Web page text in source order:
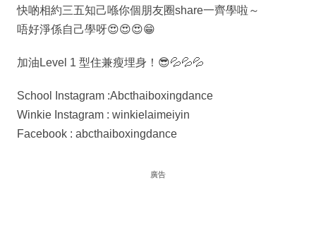
快啲相約三五知己喺你個朋友圈share一齊學啦～
唔好淨係自己學呀😍😍😍😁
加油Level 1 型住兼瘦埋身！😎💦💦💦
School Instagram :Abcthaiboxingdance
Winkie Instagram : winkielaimeiyin
Facebook : abcthaiboxingdance
廣告